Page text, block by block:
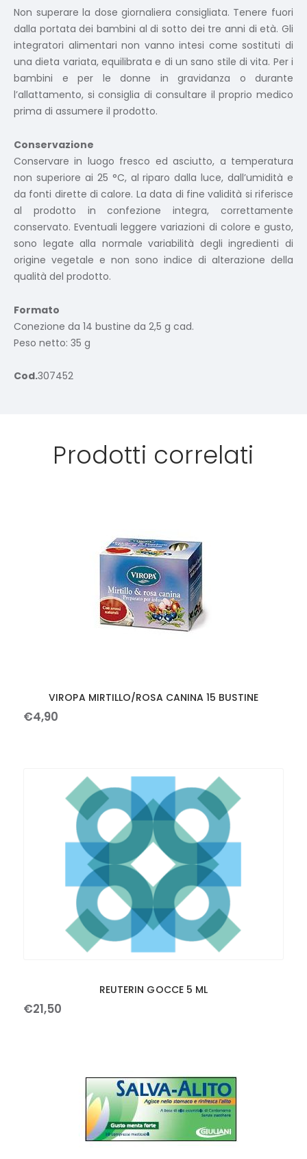
Non superare la dose giornaliera consigliata. Tenere fuori
dalla portata dei bambini al di sotto dei tre anni di età. Gli
integratori alimentari non vanno intesi come sostituti di
una dieta variata, equilibrata e di un sano stile di vita. Per i
bambini e per le donne in gravidanza o durante
l’allattamento, si consiglia di consultare il proprio medico
prima di assumere il prodotto.
Conservazione
Conservare in luogo fresco ed asciutto, a temperatura
non superiore ai 25 °C, al riparo dalla luce, dall’umidità e
da fonti dirette di calore. La data di fine validità si riferisce
al prodotto in confezione integra, correttamente
conservato. Eventuali leggere variazioni di colore e gusto,
sono legate alla normale variabilità degli ingredienti di
origine vegetale e non sono indice di alterazione della
qualità del prodotto.
Formato
Conezione da 14 bustine da 2,5 g cad.
Peso netto: 35 g
Cod.307452
Prodotti correlati
VIROPA MIRTILLO/ROSA CANINA 15 BUSTINE
€4,90
REUTERIN GOCCE 5 ML
€21,50